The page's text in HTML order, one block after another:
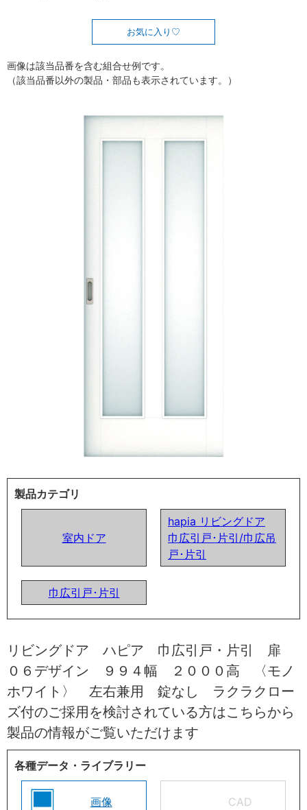
お気に入り
画像は該当品番を含む組合せ例です。
（該当品番以外の製品・部品も表示されています。）
製品カテゴリ
室内ドア
hapia リビングドア
巾広引戸･片引/巾広吊
戸･片引
巾広引戸･片引
リビングドア ハピア 巾広引戸・片引 扉
０６デザイン ９９４幅 ２０００高 〈モノ
ホワイト〉 左右兼用 錠なし ラクラクロー
ズ付のご採用を検討されている方はこちらから
製品の情報がご覧いただけます
各種データ・ライブラリー
画像 CAD